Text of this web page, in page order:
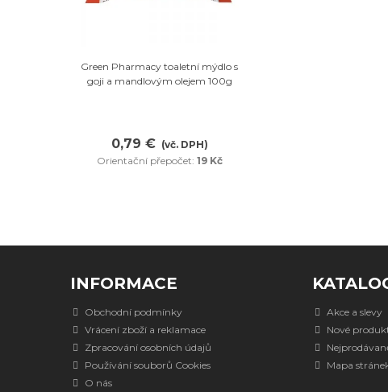
Oblíbené
Green Pharmacy toaletní mýdlo s
goji a mandlovým olejem 100g
0,79 € (vč. DPH)
Orientační přepočet: 19 Kč
INFORMACE
Obchodní podmínky
Vrácení zboží a reklamace
Zpracování osobních údajů
Používání souborů Cookies
O nás
Akce a slevy
Nové
Mapa